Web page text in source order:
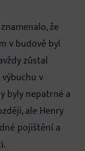
že
v budově byl
zůstal
v
byly nepatrné a
ale Henry
pojištění a